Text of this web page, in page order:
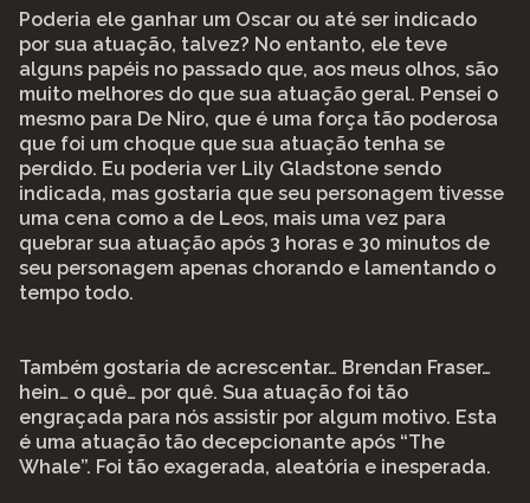
Poderia ele ganhar um Oscar ou até ser indicado
por sua atuação, talvez? No entanto, ele teve
alguns papéis no passado que, aos meus olhos, são
muito melhores do que sua atuação geral. Pensei o
mesmo para De Niro, que é uma força tão poderosa
que foi um choque que sua atuação tenha se
perdido. Eu poderia ver Lily Gladstone sendo
indicada, mas gostaria que seu personagem tivesse
uma cena como a de Leos, mais uma vez para
quebrar sua atuação após 3 horas e 30 minutos de
seu personagem apenas chorando e lamentando o
tempo todo.
Também gostaria de acrescentar… Brendan Fraser…
hein… o quê… por quê. Sua atuação foi tão
engraçada para nós assistir por algum motivo. Esta
é uma atuação tão decepcionante após “The
Whale”. Foi tão exagerada, aleatória e inesperada.